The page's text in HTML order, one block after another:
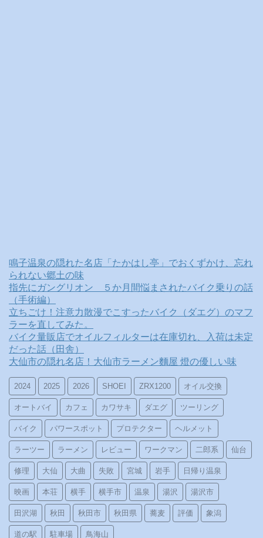
鳴子温泉の隠れた名店「たかはし亭」でおくずかけ、忘れ
られない郷土の味
指先にガングリオン ５か月間悩まされたバイク乗りの話
（手術編）
立ちごけ！注意力散漫でこすったバイク（ダエグ）のマフ
ラーを直してみた。
バイク量販店でオイルフィルターは在庫切れ、入荷は未定
だった話（田舎）
大仙市の隠れ名店！大仙市ラーメン麵屋 燈の優しい味
2024 2025 2026 SHOEI ZRX1200 オイル交換
オートバイ カフェ カワサキ ダエグ ツーリング
バイク パワースポット プロテクター ヘルメット
ラーツー ラーメン レビュー ワークマン 二郎系 仙台
修理 大仙 大曲 失敗 宮城 岩手 日帰り温泉
映画 本荘 横手 横手市 温泉 湯沢 湯沢市
田沢湖 秋田 秋田市 秋田県 蕎麦 評価 象潟
道の駅 駐車場 鳥海山